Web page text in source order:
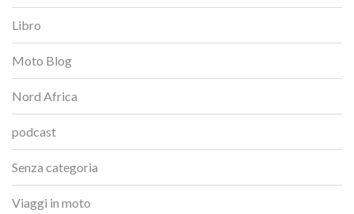
Libro
Moto Blog
Nord Africa
podcast
Senza categoria
Viaggi in moto